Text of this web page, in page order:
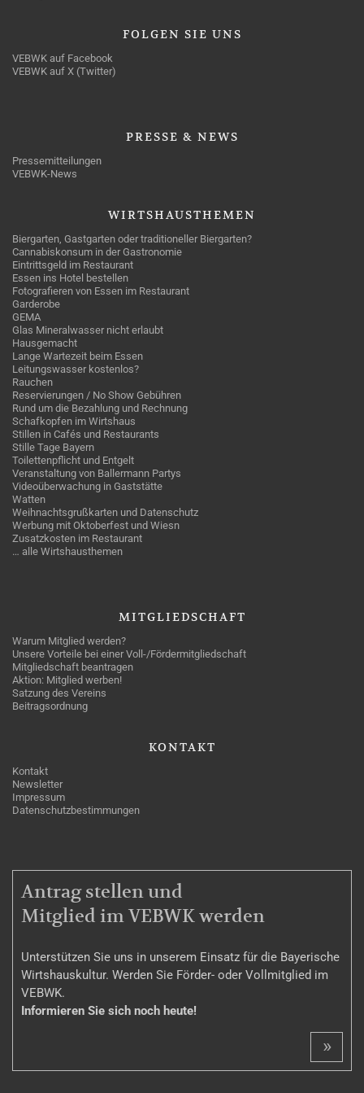
FOLGEN SIE UNS
VEBWK auf Facebook
VEBWK auf X (Twitter)
PRESSE & NEWS
Pressemitteilungen
VEBWK-News
WIRTSHAUSTHEMEN
Biergarten, Gastgarten oder traditioneller Biergarten?
Cannabiskonsum in der Gastronomie
Eintrittsgeld im Restaurant
Essen ins Hotel bestellen
Fotografieren von Essen im Restaurant
Garderobe
GEMA
Glas Mineralwasser nicht erlaubt
Hausgemacht
Lange Wartezeit beim Essen
Leitungswasser kostenlos?
Rauchen
Reservierungen / No Show Gebühren
Rund um die Bezahlung und Rechnung
Schafkopfen im Wirtshaus
Stillen in Cafés und Restaurants
Stille Tage Bayern
Toilettenpflicht und Entgelt
Veranstaltung von Ballermann Partys
Videoüberwachung in Gaststätte
Watten
Weihnachtsgrußkarten und Datenschutz
Werbung mit Oktoberfest und Wiesn
Zusatzkosten im Restaurant
… alle Wirtshausthemen
MITGLIEDSCHAFT
Warum Mitglied werden?
Unsere Vorteile bei einer Voll-/Fördermitgliedschaft
Mitgliedschaft beantragen
Aktion: Mitglied werben!
Satzung des Vereins
Beitragsordnung
KONTAKT
Kontakt
Newsletter
Impressum
Datenschutzbestimmungen
MITGLIEDSCHAFT
Antrag stellen und
Mitglied im VEBWK werden
Unterstützen Sie uns in unserem Einsatz für die Bayerische
Wirtshauskultur. Werden Sie Förder- oder Vollmitglied im
VEBWK.
Informieren Sie sich noch heute!
»